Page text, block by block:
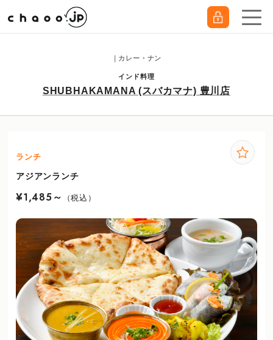
｜カレー・ナン
インド料理
SHUBHAKAMANA (スバカマナ) 豊川店
ランチ
アジアンランチ
¥1,485～ （税込）